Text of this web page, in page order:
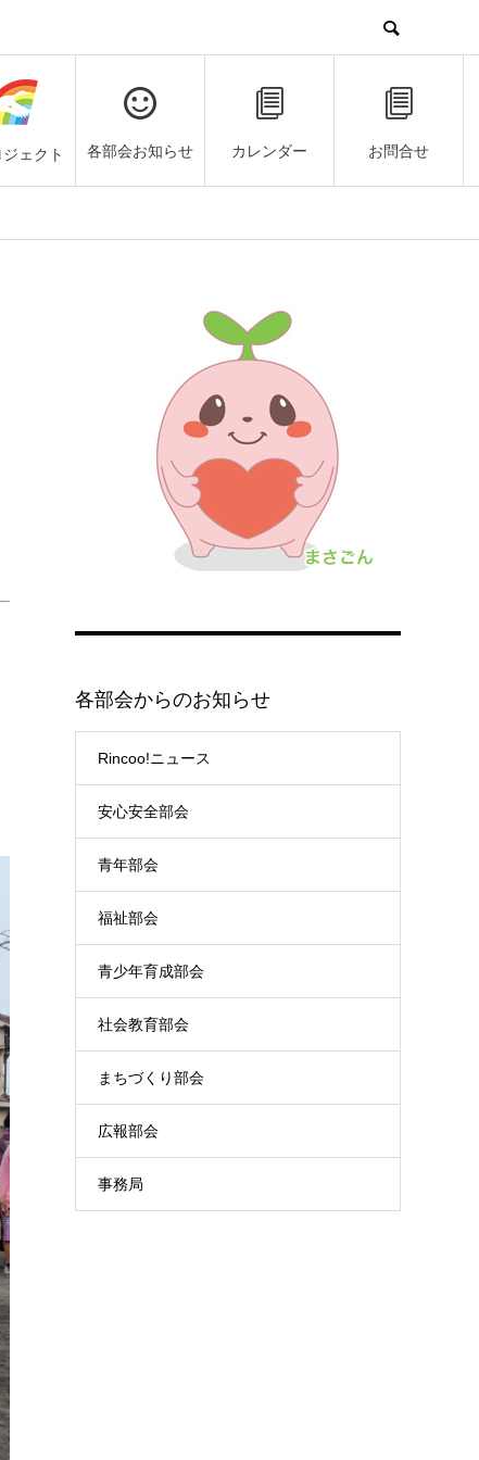
ェクト 各部会お知らせ カレンダー お問合せ
各部会からのお知らせ
Rincoo!ニュース
安心安全部会
青年部会
福祉部会
青少年育成部会
社会教育部会
まちづくり部会
広報部会
事務局